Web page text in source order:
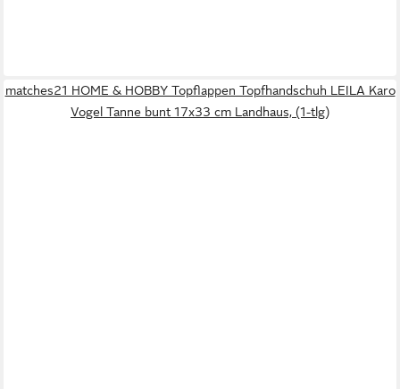
matches21 HOME & HOBBY Topflappen Topfhandschuh LEILA Karo
Vogel Tanne bunt 17x33 cm Landhaus, (1-tlg)